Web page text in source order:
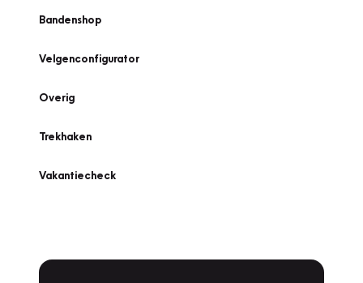
Bandenshop
Velgenconfigurator
Overig
Trekhaken
Vakantiecheck